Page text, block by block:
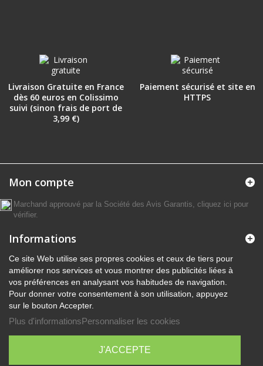
Livraison Gratuite en France
dès 60 euros en Colissimo
suivi (sinon frais de port de
3,99 €)
Paiement sécurisé et site en
HTTPS
Mon compte
Marchand approuvé par la Société des Avis Garantis, cliquez ici pour
vérifier.
Informations
Ce site Web utilise ses propres cookies et ceux de tiers pour
améliorer nos services et vous montrer des publicités liées à
vos préférences en analysant vos habitudes de navigation.
Pour donner votre consentement à son utilisation, appuyez
sur le bouton Accepter.
Plus d'informationsPersonnaliser les cookies
J'ACCEPTE